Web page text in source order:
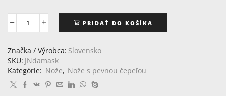
množstvo
nôž
damaškový
PRIDAŤ DO KOŠÍKA
Značka / Výrobca: Slovensko
SKU: JNdamask
Kategórie: Nože, Nože s pevnou čepeľou